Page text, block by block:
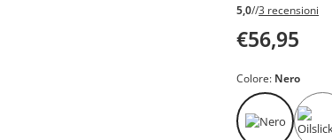
5,0//3 recensioni
€56,95
Colore: Nero